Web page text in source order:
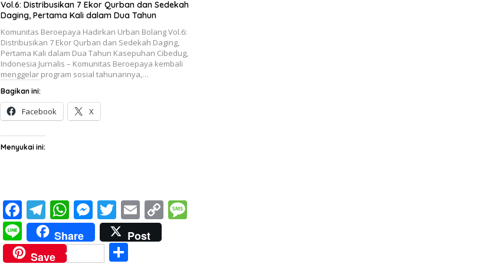
Vol.6: Distribusikan 7 Ekor Qurban dan Sedekah
Daging, Pertama Kali dalam Dua Tahun
Komunitas Beroepaya Hadirkan Urban Bolang Vol.6:
Distribusikan 7 Ekor Qurban dan Sedekah Daging,
Pertama Kali dalam Dua Tahun Kasepuhan Cibedug,
Indonesia Jurnalis – Komunitas Beroepaya kembali
menggelar program sosial tahunannya,…
Bagikan ini:
Facebook X
Menyukai ini:
F
ac
e
T
el
e
W
h
at
M
e
ss
T
w
itt
E
m
ai
C M
Li
n
Share
Post
Save
S